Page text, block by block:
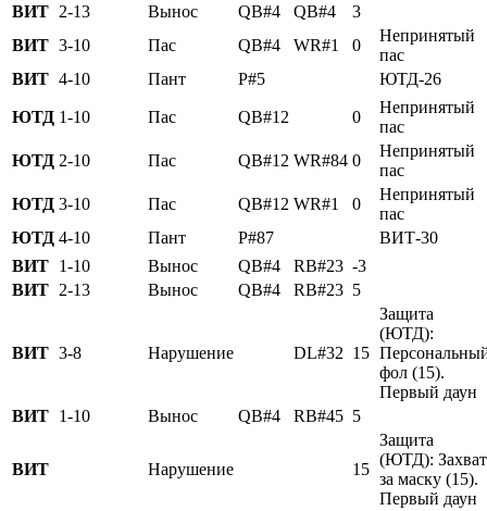
ВИТ 2-13 Вынос QB#4 QB#4
3
ВИТ 3-10 Пас QB#4 WR#1 0
Непринятый
пас
ВИТ 4-10 Пант P#5 ЮТД-26
ЮТД 1-10 Пас QB#12 0
Непринятый
пас
ЮТД 2-10 Пас QB#12 WR#84 0
Непринятый
пас
ЮТД 3-10 Пас QB#12 WR#1 0
Непринятый
пас
ЮТД 4-10 Пант P#87
ВИТ-30
ВИТ 1-10 Вынос QB#4 RB#23 -3
ВИТ 2-13 Вынос QB#4 RB#23 5
ВИТ 3-8 Нарушение DL#32 15
Защита
(ЮТД):
фол (15).
Первый даун
ВИТ 1-10 Вынос QB#4 RB#45 5
ВИТ Нарушение 15
Защита
(ЮТД): Захват
за маску (15).
Первый даун